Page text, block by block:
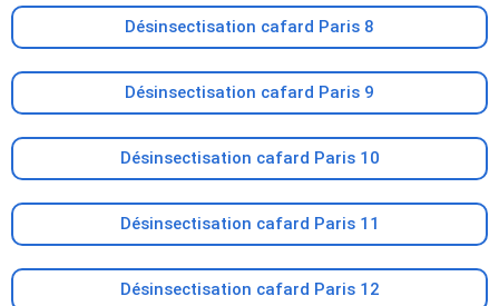
Désinsectisation cafard Paris 8
Désinsectisation cafard Paris 9
Désinsectisation cafard Paris 10
Désinsectisation cafard Paris 11
Désinsectisation cafard Paris 12